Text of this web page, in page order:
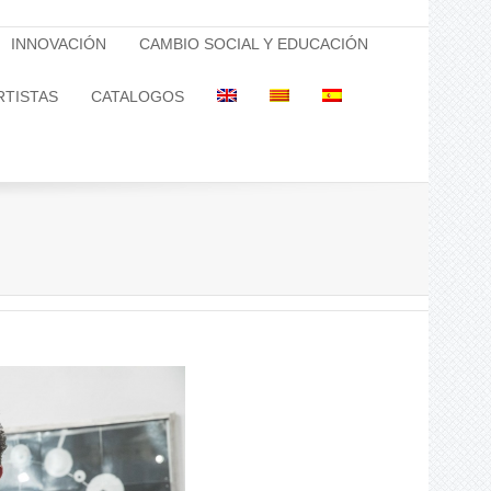
INNOVACIÓN CAMBIO SOCIAL Y EDUCACIÓN
CATALOGOS